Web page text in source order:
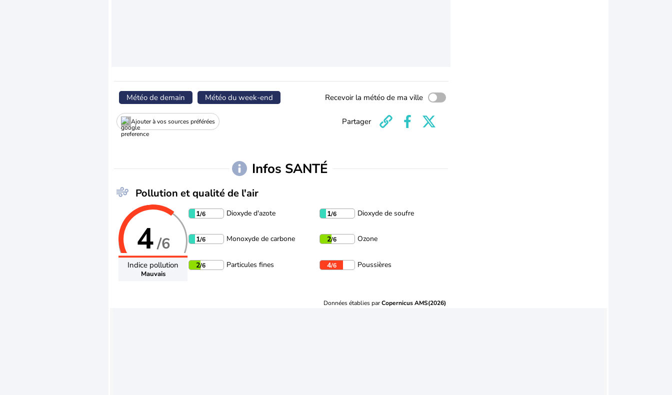
Météo de demain Météo du week-end Recevoir la météo de ma ville
Ajouter à vos sources préférées Partager
Infos SANTÉ
Pollution et qualité de l'air
4/6
Indice pollution
Mauvais
1/6 Dioxyde d'azote 1/6 Dioxyde de soufre
1/6 Monoxyde de carbone 2/6 Ozone
2/6 Particules fines 4/6 Poussières
Données établies parCopernicus AMS(2026)